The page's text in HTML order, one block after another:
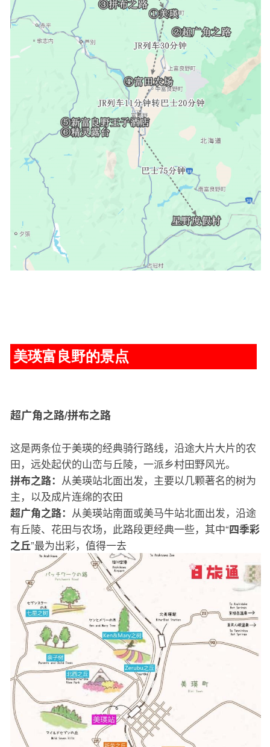
美瑛富良野的景点
超广角之路/拼布之路
这是两条位于美瑛的经典骑行路线，沿途大片大片的农
田，远处起伏的山峦与丘陵，一派乡村田野风光。
拼布之路： 从美瑛站北面出发，主要以几颗著名的树为
主，以及成片连绵的农田
超广角之路： 从美瑛站南面或美马牛站北面出发，沿途
有丘陵、花田与农场，此路段更经典一些，其中“四季彩
之丘”最为出彩，值得一去